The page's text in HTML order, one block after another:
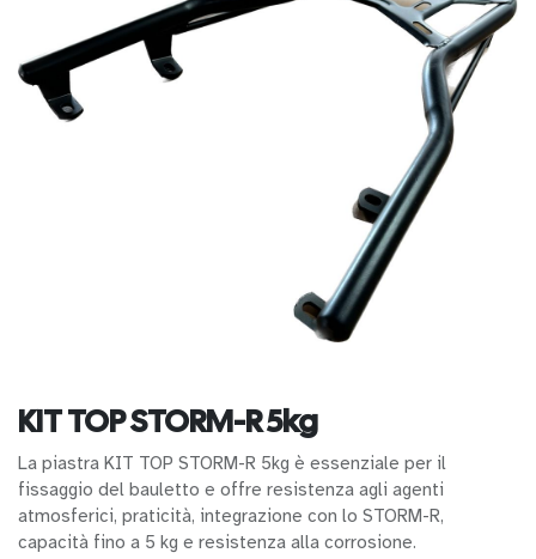
KIT TOP STORM-R 5kg
La piastra KIT TOP STORM-R 5kg è essenziale per il
fissaggio del bauletto e offre resistenza agli agenti
atmosferici, praticità, integrazione con lo STORM-R,
capacità fino a 5 kg e resistenza alla corrosione.